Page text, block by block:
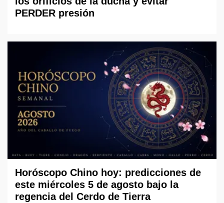
PERDER presión
Horóscopo Chino hoy: predicciones de
este miércoles 5 de agosto bajo la
regencia del Cerdo de Tierra